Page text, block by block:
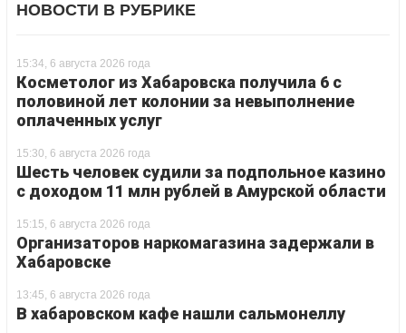
НОВОСТИ В РУБРИКЕ
15:34, 6 августа 2026 года
Косметолог из Хабаровска получила 6 с
половиной лет колонии за невыполнение
оплаченных услуг
15:30, 6 августа 2026 года
Шесть человек судили за подпольное казино
с доходом 11 млн рублей в Амурской области
15:15, 6 августа 2026 года
Организаторов наркомагазина задержали в
Хабаровске
13:45, 6 августа 2026 года
В хабаровском кафе нашли сальмонеллу